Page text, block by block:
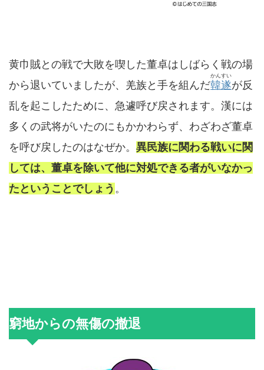
黄巾賊との戦で大敗を喫した董卓はしばらく戦の場
から退いていましたが、羌族と手を組んだ韓遂
かんすい
が反
乱を起こしたために、急遽呼び戻されます。漢には
多くの武将がいたのにもかかわらず、わざわざ董卓
を呼び戻したのはなぜか。 異民族に関わる戦いに関
しては、董卓を除いて他に対処できる者がいなかっ
たということでしょう 。
窮地からの無傷の撤退